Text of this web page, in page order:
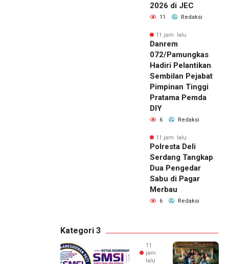
2026 di JEC
11 Redaksi
11 jam lalu
Danrem
072/Pamungkas
Hadiri Pelantikan
Sembilan Pejabat
Pimpinan Tinggi
Pratama Pemda
DIY
6 Redaksi
11 jam lalu
Polresta Deli
Serdang Tangkap
Dua Pengedar
Sabu di Pagar
Merbau
6 Redaksi
Kategori 3
11
jam
lalu